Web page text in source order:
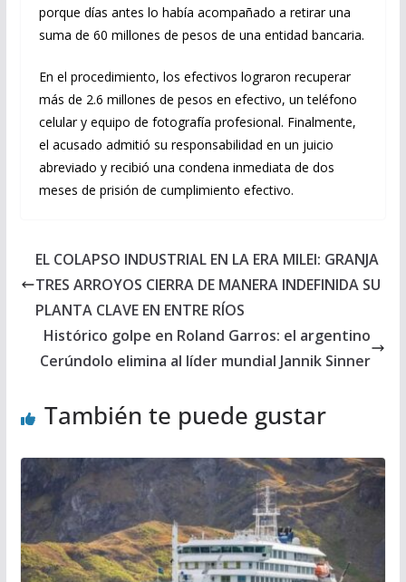
porque días antes lo había acompañado a retirar una
suma de 60 millones de pesos de una entidad bancaria.
En el procedimiento, los efectivos lograron recuperar
más de 2.6 millones de pesos en efectivo, un teléfono
celular y equipo de fotografía profesional. Finalmente,
el acusado admitió su responsabilidad en un juicio
abreviado y recibió una condena inmediata de dos
meses de prisión de cumplimiento efectivo.
EL COLAPSO INDUSTRIAL EN LA ERA MILEI: GRANJA
TRES ARROYOS CIERRA DE MANERA INDEFINIDA SU
PLANTA CLAVE EN ENTRE RÍOS
Histórico golpe en Roland Garros: el argentino
Cerúndolo elimina al líder mundial Jannik Sinner
También te puede gustar